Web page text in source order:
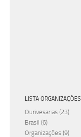
LISTA ORGANIZAÇÕES
Ourivesarias (23)
Brasil (6)
Organizações (9)